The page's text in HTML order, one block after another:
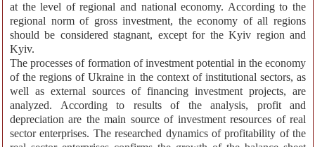
at the level of regional and national economy. According to the
regional norm of gross investment, the economy of all regions
should be considered stagnant, except for the Kyiv region and
Kyiv.
The processes of formation of investment potential in the economy
of the regions of Ukraine in the context of institutional sectors, as
well as external sources of financing investment projects, are
analyzed. According to results of the analysis, profit and
depreciation are the main source of investment resources of real
sector enterprises. The researched dynamics of profitability of the